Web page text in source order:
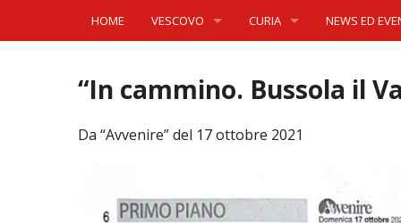
HOME VESCOVO
LO STEMMA
LETTERE DEL VESCOVO AI GIOVANI DELLA
CURIA
SETTORI DELLA VITA
AFFARI
ORGANI DI PARTECIPAZIONE
NEWS ED
“In cammino. Bussola il
Da “Avvenire” del 17 ottobre 2021